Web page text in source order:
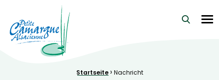
La Petite Camargue Alsacienne Réserve Naturelle au
Brotkrümelnavigation:Startseite › Nachricht